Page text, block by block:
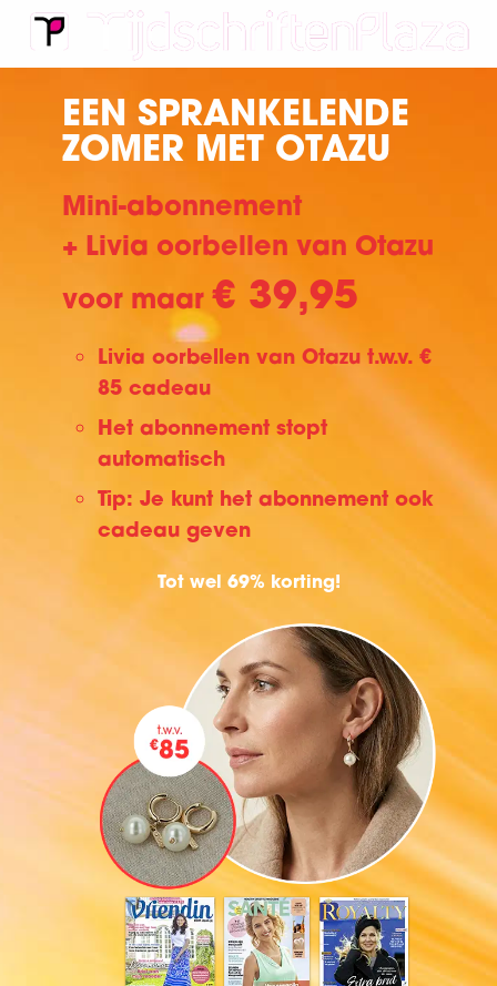
EEN SPRANKELENDE
ZOMER MET OTAZU
Mini-abonnement
+ Livia oorbellen van Otazu
voor maar € 39,95
Livia oorbellen van Otazu t.w.v. €
85 cadeau
Het abonnement stopt
automatisch
Tip: Je kunt het abonnement ook
cadeau geven
Tot wel 69% korting!